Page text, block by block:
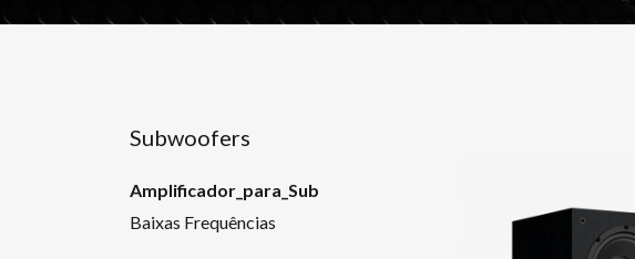
Subwoofers
Amplificador_para_Sub
Baixas Frequências